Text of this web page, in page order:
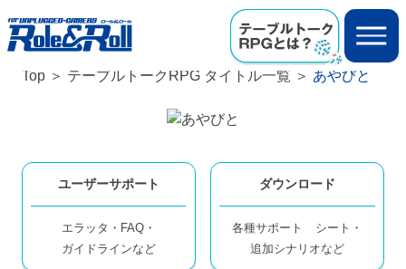
Top テーブルトークRPG タイトル一覧 あやびと
ユーザーサポート
エラッタ・FAQ・
ガイドラインなど
ダウンロード
各種サポート
シート・
追加シナリオなど